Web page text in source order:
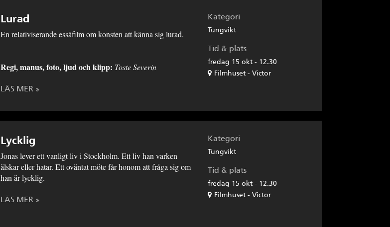
Kategori
Tungvikt
Tid & plats
fredag 15 okt - 12.30
Filmhuset - Victor
Lurad
En relativiserande essäfilm om konsten att känna sig lurad.
Regi, manus, foto, ljud och klipp: Toste Severin
LÄS MER
Kategori
Tungvikt
Tid & plats
fredag 15 okt - 12.30
Filmhuset - Victor
Lycklig
Jonas lever ett vanligt liv i Stockholm. Ett liv han varken
älskar eller hatar. Ett oväntat möte får honom att fråga sig om
han är lycklig.
LÄS MER